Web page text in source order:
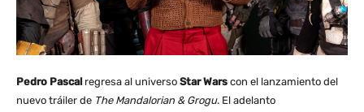
Pedro Pascal regresa al universo Star Wars con el lanzamiento del
nuevo tráiler de The Mandalorian & Grogu. El adelanto